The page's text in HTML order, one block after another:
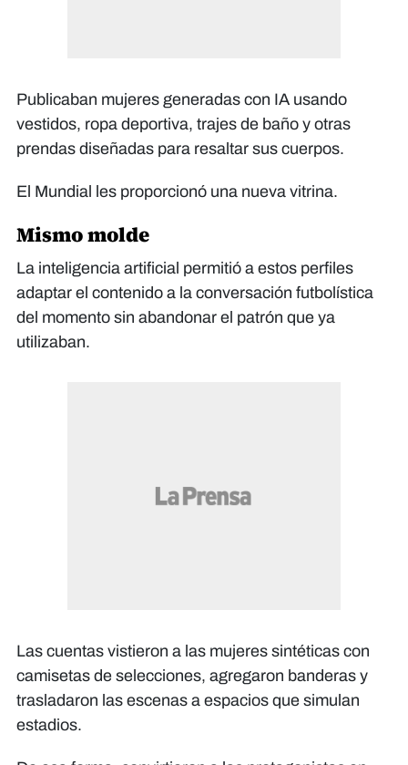
Publicaban mujeres generadas con IA usando
vestidos, ropa deportiva, trajes de baño y otras
prendas diseñadas para resaltar sus cuerpos.
El Mundial les proporcionó una nueva vitrina.
Mismo molde
La inteligencia artificial permitió a estos perfiles
adaptar el contenido a la conversación futbolística
del momento sin abandonar el patrón que ya
utilizaban.
Las cuentas vistieron a las mujeres sintéticas con
camisetas de selecciones, agregaron banderas y
trasladaron las escenas a espacios que simulan
estadios.